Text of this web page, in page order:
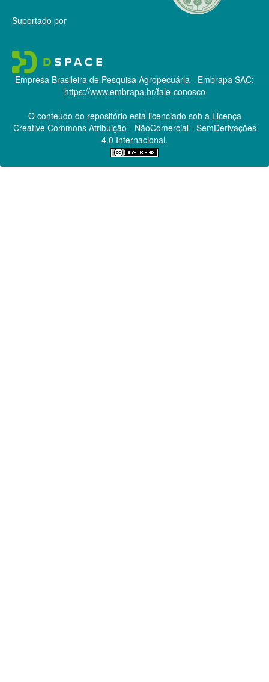
Suportado por
Empresa Brasileira de Pesquisa Agropecuária - Embrapa SAC:
https://www.embrapa.br/fale-conosco
O conteúdo do repositório está licenciado sob a Licença
Creative CommonsAtribuição - NãoComercial - SemDerivações
4.0 Internacional.